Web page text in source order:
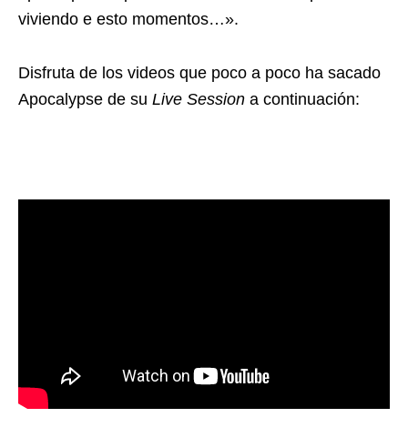
viviendo e esto momentos…».
Disfruta de los videos que poco a poco ha sacado
Apocalypse de su Live Session a continuación: